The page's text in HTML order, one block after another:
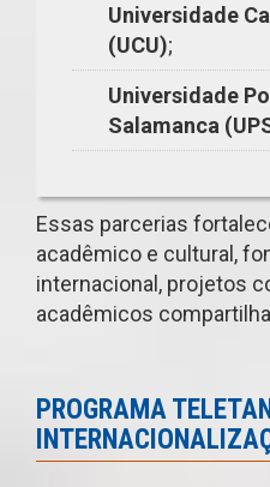
Universidade
(UCU);
Universidade
Salamanca
Essas parcerias
acadêmico e cultural,
internacional, projetos
acadêmicos
PROGRAMA